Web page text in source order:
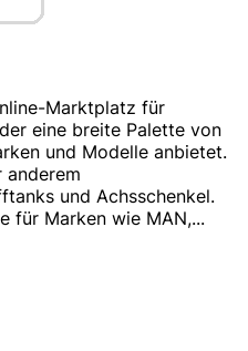
Marktplatz für
eine breite Palette von
und Modelle anbietet.
anderem
und Achsschenkel.
für Marken wie MAN,...